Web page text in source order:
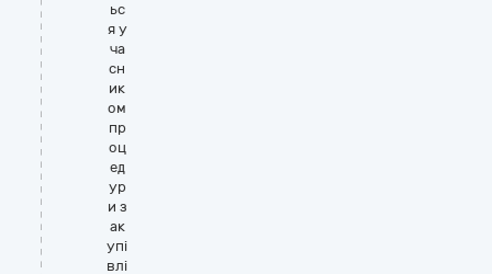
ьс
я у
ча
сн
ик
ом
пр
оц
ед
ур
и з
ак
упі
влі